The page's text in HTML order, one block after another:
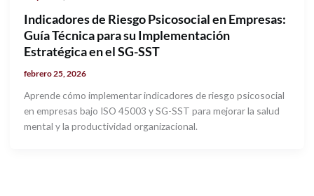
Indicadores de Riesgo Psicosocial en Empresas:
Guía Técnica para su Implementación
Estratégica en el SG-SST
febrero 25, 2026
Aprende cómo implementar indicadores de riesgo psicosocial
en empresas bajo ISO 45003 y SG-SST para mejorar la salud
mental y la productividad organizacional.